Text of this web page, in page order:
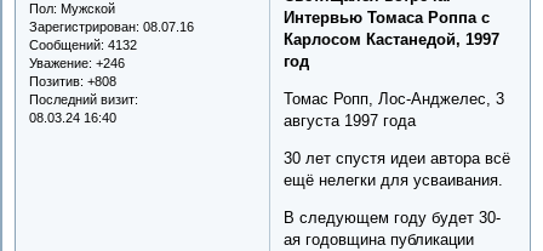
Пол: Мужской
Зарегистрирован: 08.07.16
Сообщений: 4132
Уважение: +246
Позитив: +808
Последний визит:
08.03.24 16:40
Интервью Томаса Роппа с
Карлосом Кастанедой, 1997
год
Томас Ропп, Лос-Анджелес, 3
августа 1997 года
30 лет спустя идеи автора всё
ещё нелегки для усваивания.
В следующем году будет 30-
ая годовщина публикации